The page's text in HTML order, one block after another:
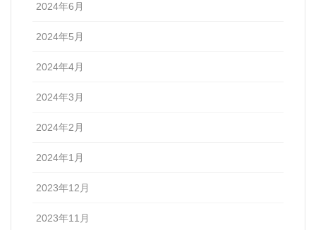
2024年6月
2024年5月
2024年4月
2024年3月
2024年2月
2024年1月
2023年12月
2023年11月